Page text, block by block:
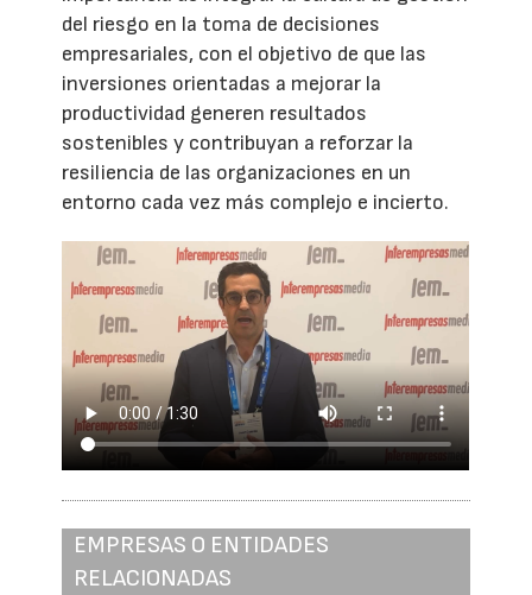
del riesgo en la toma de decisiones
empresariales, con el objetivo de que las
inversiones orientadas a mejorar la
productividad generen resultados
sostenibles y contribuyan a reforzar la
resiliencia de las organizaciones en un
entorno cada vez más complejo e incierto.
EMPRESAS O ENTIDADES
RELACIONADAS